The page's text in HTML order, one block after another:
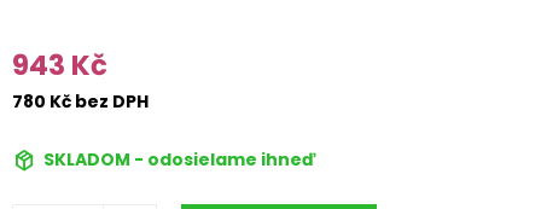
943 Kč
780 Kč bez DPH
SKLADOM - odosielame ihneď